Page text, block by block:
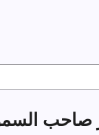
الفطر 1444هـ بحضور